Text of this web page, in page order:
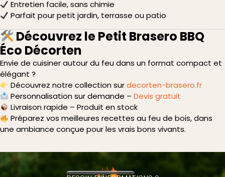
Entretien facile, sans chimie
Parfait pour petit jardin, terrasse ou patio
Découvrez le Petit Brasero BBQ
Éco Décorten
Envie de cuisiner autour du feu dans un format compact et
élégant ?
Découvrez notre collection surdecorten-brasero.fr
Personnalisation sur demande –Devis gratuit
Livraison rapide – Produit en stock
Préparez vos meilleures recettes au feu de bois, dans
une ambiance conçue pour les vrais bons vivants.